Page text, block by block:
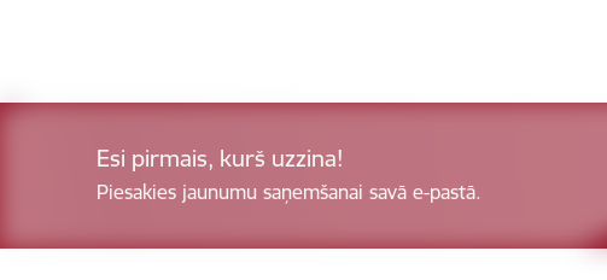
Esi pirmais, kurš uzzina!
Piesakies jaunumu saņemšanai savā e-pastā.